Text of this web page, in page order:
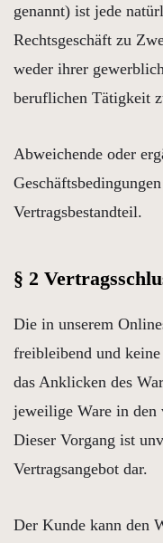
genannt) ist jede
Rechtsgeschäft zu
weder ihrer
beruflichen Tätigkeit
Abweichende oder
Vertragsbestandteil.
§ 2
Die in unserem
freibleibend und
das Anklicken des
jeweilige Ware in den
Dieser Vorgang ist
Vertragsangebot dar.
Der Kunde kann den